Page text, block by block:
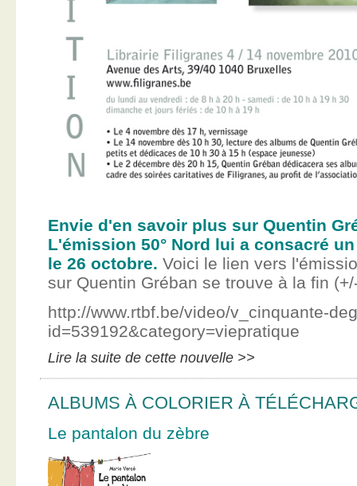
Envie d'en savoir plus sur Quentin
L'émission 50° Nord lui a consacré
le 26 octobre. Voici le lien vers
sur Quentin Gréban se trouve à la fin
http://www.rtbf.be/video/v_cinquante-
id=539192&category=viepratique
Lire la suite de cette nouvelle >>
ALBUMS À COLORIER À
Le pantalon du zèbre